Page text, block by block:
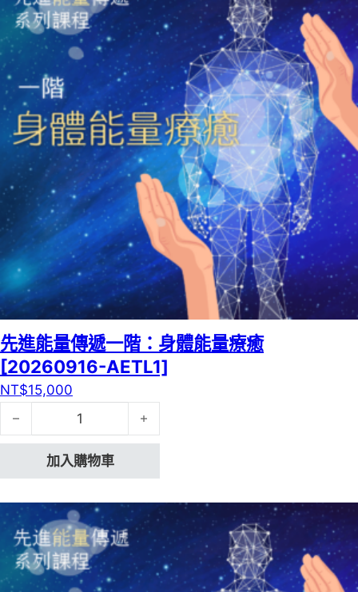
先進能量傳遞一階：身體能量療癒
[20260916-AETL1]
NT$15,000
先進能量傳遞一階：身體能量療癒[20260916-AETL1] 數量
加入購物車